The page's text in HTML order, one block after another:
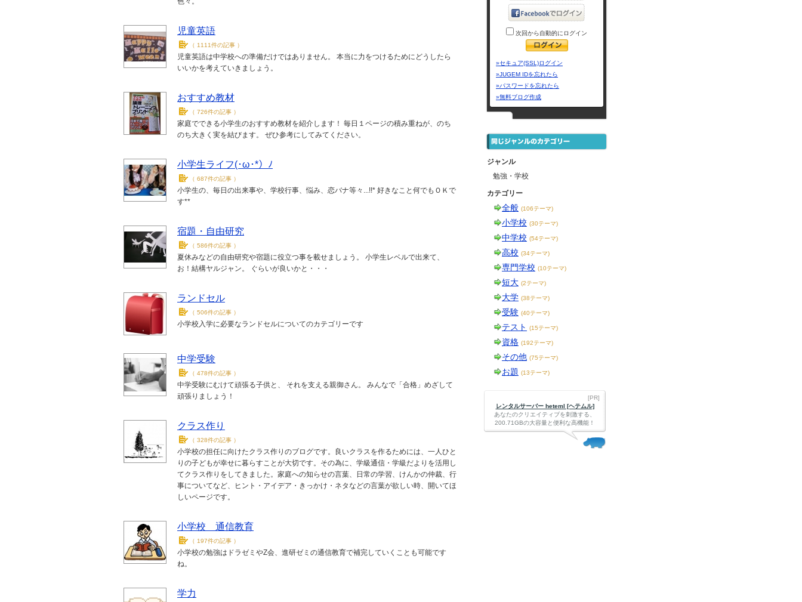
児童英語
（ 1111件の記事 ）
児童英語は中学校への準備だけではありません。 本当に力をつけるためにどうしたら
いいかを考えていきましょう。
おすすめ教材
（ 726件の記事 ）
家庭でできる小学生のおすすめ教材を紹介します！ 毎日１ページの積み重ねが、のち
のち大きく実を結びます。 ぜひ参考にしてみてください。
小学生ライフ(･ω･*）ﾉ
（ 687件の記事 ）
小学生の、毎日の出来事や、学校行事、悩み、恋バナ等々...!!* 好きなこと何でもＯＫで
す**
宿題・自由研究
（ 586件の記事 ）
夏休みなどの自由研究や宿題に役立つ事を載せましょう。 小学生レベルで出来て、
お！結構ヤルジャン。 ぐらいが良いかと・・・
ランドセル
（ 506件の記事 ）
小学校入学に必要なランドセルについてのカテゴリーです
中学受験
（ 478件の記事 ）
中学受験にむけて頑張る子供と、 それを支える親御さん。 みんなで「合格」めざして
頑張りましょう！
クラス作り
（ 328件の記事 ）
小学校の担任に向けたクラス作りのブログです。良いクラスを作るためには、一人ひと
りの子どもが幸せに暮らすことが大切です。その為に、学級通信・学級だよりを活用し
てクラス作りをしてきました。家庭への知らせの言葉、日常の学習、けんかの仲裁、行
事についてなど、ヒント・アイデア・きっかけ・ネタなどの言葉が欲しい時、開いてほ
しいページです。
小学校 通信教育
（ 197件の記事 ）
小学校の勉強はドラゼミやZ会、進研ゼミの通信教育で補完していくことも可能です
ね。
学力
次回から自動的にログイン
»セキュア(SSL)ログイン
»JUGEM IDを忘れたら
»パスワードを忘れたら
»無料ブログ作成
ジャンル
勉強・学校
カテゴリー
全般 (106テーマ)
小学校 (30テーマ)
中学校 (54テーマ)
高校 (34テーマ)
専門学校 (10テーマ)
短大 (2テーマ)
大学 (38テーマ)
受験 (40テーマ)
テスト (15テーマ)
資格 (192テーマ)
その他 (75テーマ)
お題 (13テーマ)
[PR]
レンタルサーバー heteml [ヘテムル]
あなたのクリエイティブを刺激する、
200.71GBの大容量と便利な高機能！